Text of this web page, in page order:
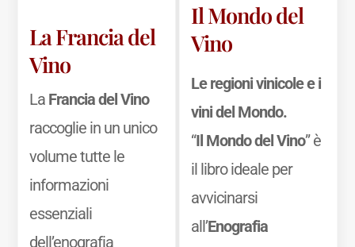
La Francia del
Vino
La Francia del Vino
raccoglie in un unico
volume tutte le
informazioni
essenziali
dell’enografia
Il Mondo del
Vino
Le regioni vinicole e i
vini del Mondo.
“Il Mondo del Vino” è
il libro ideale per
avvicinarsi
all’Enografia